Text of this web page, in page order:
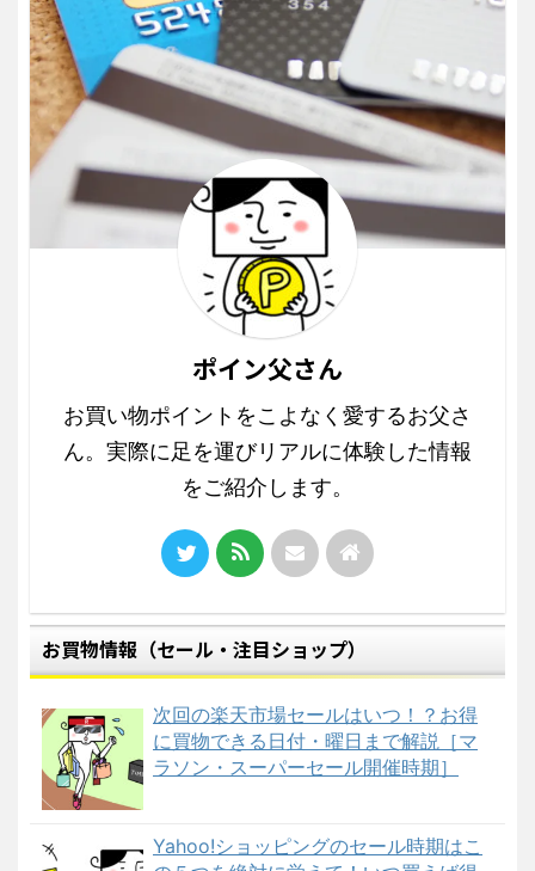
ポイン父さん
お買い物ポイントをこよなく愛するお父さ
ん。実際に足を運びリアルに体験した情報
をご紹介します。
お買物情報（セール・注目ショップ）
次回の楽天市場セールはいつ！？お得
に買物できる日付・曜日まで解説［マ
ラソン・スーパーセール開催時期］
Yahoo!ショッピングのセール時期はこ